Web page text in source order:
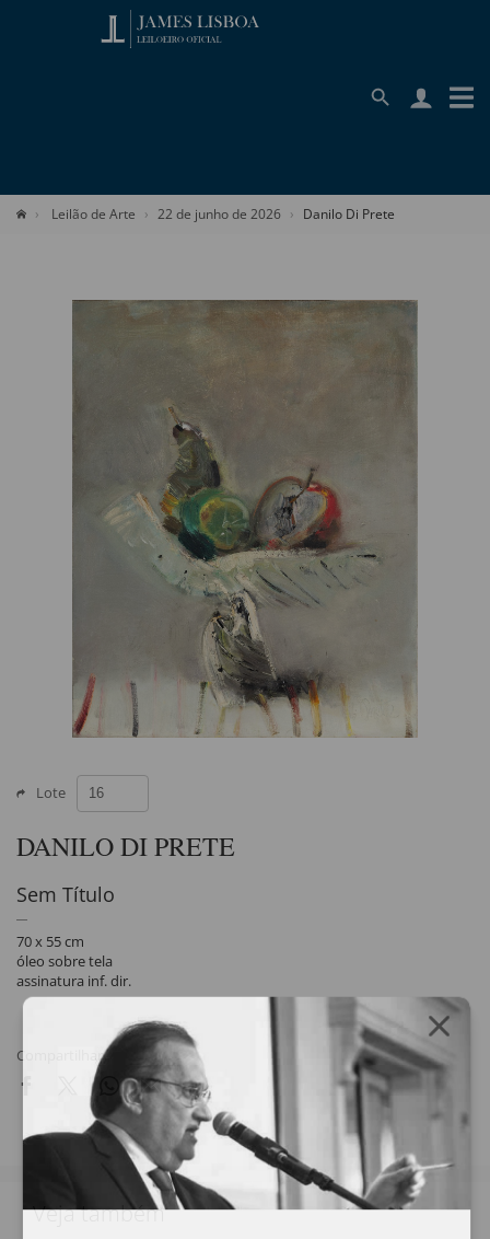
Leilão de Arte 22 de junho de 2026 Danilo Di Prete
Lote
DANILO DI PRETE
Sem Título
70 x 55 cm
óleo sobre tela
assinatura inf. dir.
Compartilhar
Veja também